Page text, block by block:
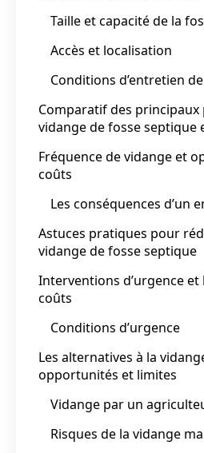
Taille et capacité de la
Accès et localisation
Conditions d’entretien
Comparatif des
vidange de fosse septique
Fréquence de vidange et
coûts
Les conséquences d’un
Astuces pratiques pour
vidange de fosse septique
Interventions d’urgence
coûts
Conditions d’urgence
Les alternatives à la
opportunités et limites
Vidange par un
Risques de la vidange